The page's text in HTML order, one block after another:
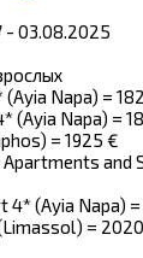
- 03.08.2025
Napa) =
(Ayia Napa) =
= 1925 €
and
4* (Ayia Napa)
=